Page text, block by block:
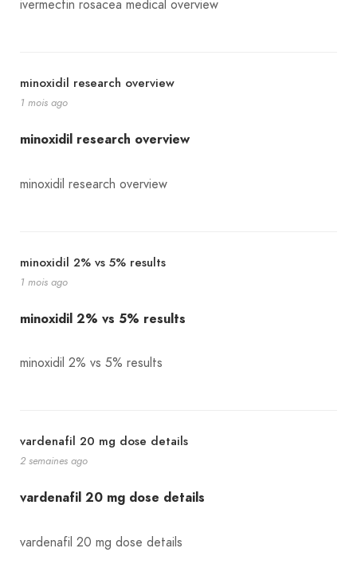
ivermectin rosacea medical overview
minoxidil research overview
1 mois ago
minoxidil research overview
minoxidil research overview
minoxidil 2% vs 5% results
1 mois ago
minoxidil 2% vs 5% results
minoxidil 2% vs 5% results
vardenafil 20 mg dose details
2 semaines ago
vardenafil 20 mg dose details
vardenafil 20 mg dose details